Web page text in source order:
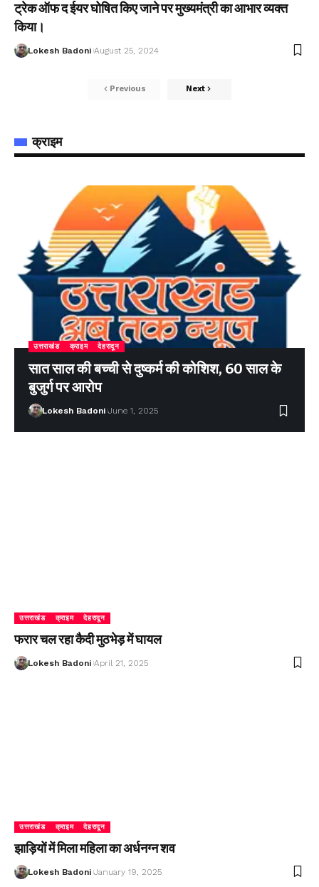
ट्रेक ऑफ द ईयर घोषित किए जाने पर मुख्यमंत्री का आभार व्यक्त
किया।
Lokesh Badoni August 25, 2024
Previous Next
क्राइम
उत्तराखंड क्राइम देहरादून
सात साल की बच्ची से दुष्कर्म की कोशिश, 60 साल के
बुजुर्ग पर आरोप
Lokesh Badoni June 1, 2025
उत्तराखंड क्राइम देहरादून
फरार चल रहा कैदी मुठभेड़ में घायल
Lokesh Badoni April 21, 2025
उत्तराखंड क्राइम देहरादून
झाड़ियों में मिला महिला का अर्धनग्न शव
Lokesh Badoni January 19, 2025